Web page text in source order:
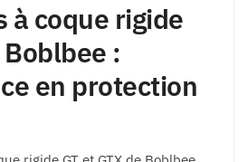
à coque rigide
Boblbee :
en protection